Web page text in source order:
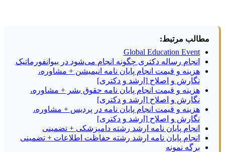
مطالب مرتبط:
Global Education Event
انجام رساله دکتری چگونه انجام می‌شود در بیوانفورماتیک
هزینه و قیمت انجام پایان نامه انیمیشن + مشاوره،
نگارش و اصلاح [ارشد و دکتری]
هزینه و قیمت انجام پایان نامه حقوق بشر + مشاوره،
نگارش و اصلاح [ارشد و دکتری]
هزینه و قیمت انجام پایان نامه در پردیس + مشاوره،
نگارش و اصلاح [ارشد و دکتری]
انجام پایان نامه ارشد رشته دامپزشکی + تضمینی
انجام پایان نامه ارشد رشته حفاظت اطلاعات + تضمینی
برگه نمونه